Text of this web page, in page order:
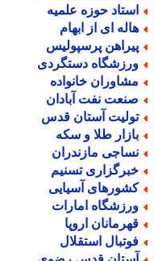
حوزه علمیه
ای از ابهام
پرسپولیس
دستگردی
خانواده
نفت آبادان
آستان قدس
طلا و سکه
مازندران
تسنیم
آسیایی
امارات
اروپا
استقلال